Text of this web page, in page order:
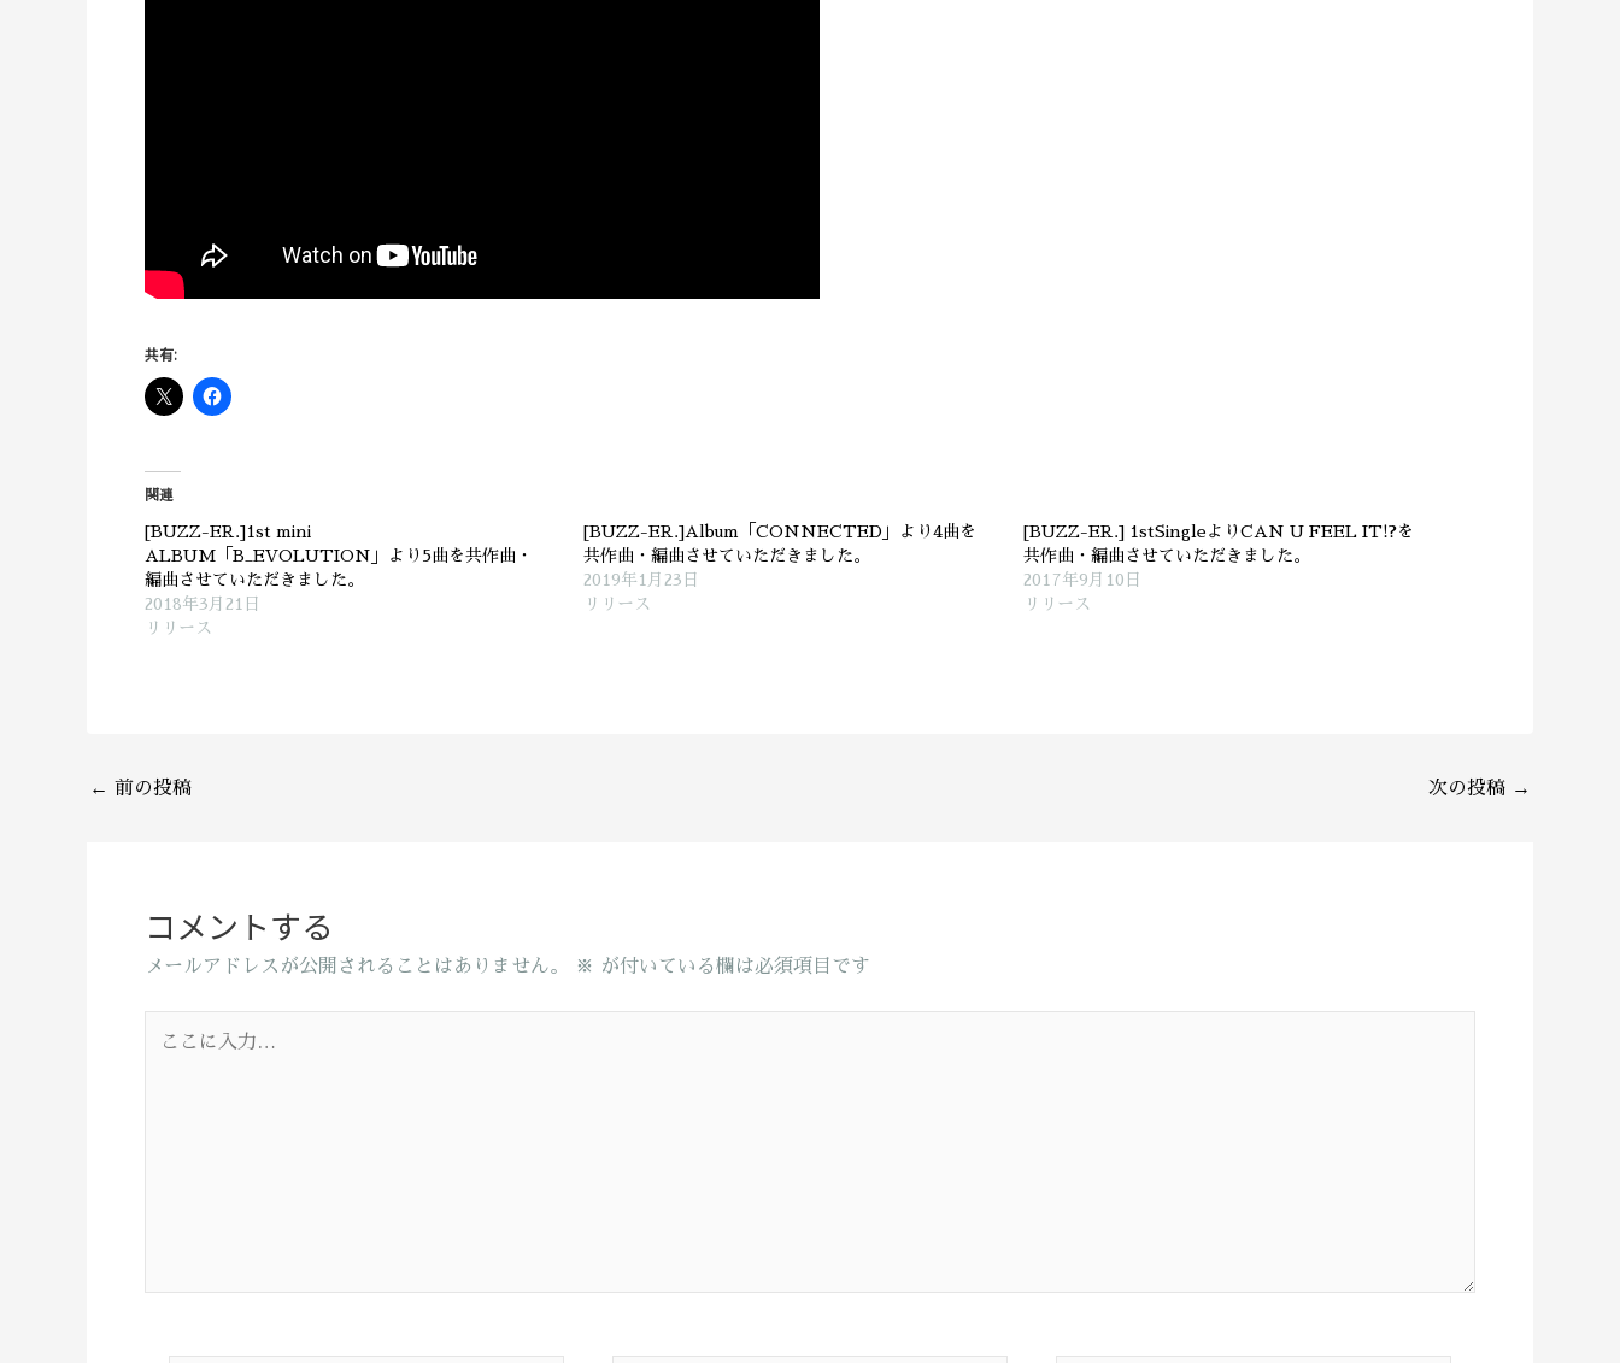
共有:
関連
[BUZZ-ER.]1st mini
ALBUM「B_EVOLUTION」より5曲を共作曲・
編曲させていただきました。
2018年3月21日
リリース
[BUZZ-ER.]Album「CONNECTED」より4曲を
共作曲・編曲させていただきました。
2019年1月23日
リリース
[BUZZ-ER.] 1stSingleよりCAN U FEEL IT!?を
共作曲・編曲させていただきました。
2017年9月10日
リリース
← 前の投稿 次の投稿 →
コメントする
メールアドレスが公開されることはありません。 ※ が付いている欄は必須項目です